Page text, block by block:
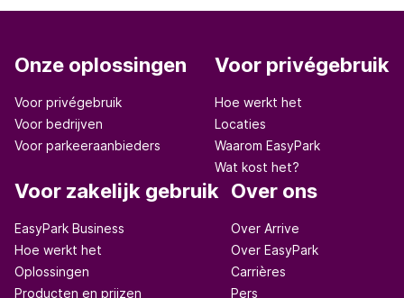
Onze oplossingen
Voor privégebruik
Voor bedrijven
Voor parkeeraanbieders
Voor privégebruik
Hoe werkt het
Locaties
Waarom EasyPark
Wat kost het?
Voor zakelijk gebruik
EasyPark Business
Hoe werkt het
Oplossingen
Producten en prijzen
Over ons
Over Arrive
Over EasyPark
Carrières
Pers